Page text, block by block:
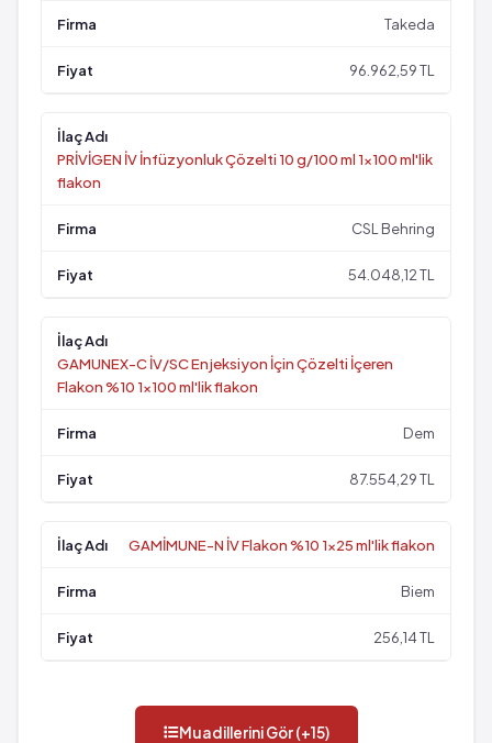
Takeda
96.962,59 TL
PRİVİGEN İV İnfüzyonluk Çözelti 10 g/100 ml 1x100 ml'lik
flakon
CSL Behring
54.048,12 TL
GAMUNEX-C İV/SC Enjeksiyon İçin Çözelti İçeren
Flakon %10 1x100 ml'lik flakon
Dem
87.554,29 TL
GAMİMUNE-N İV Flakon %10 1x25 ml'lik flakon
Biem
256,14 TL
Muadillerini Gör (+15)